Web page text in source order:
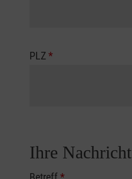
PLZ*
Ihre Nachricht